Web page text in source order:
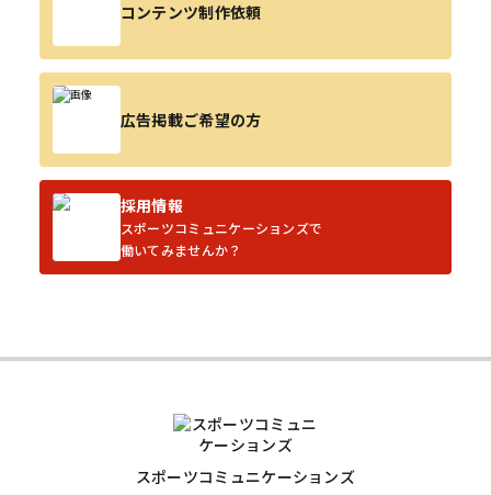
コンテンツ制作依頼
広告掲載ご希望の方
採用情報
スポーツコミュニケーションズで
働いてみませんか？
スポーツコミュニケーションズ